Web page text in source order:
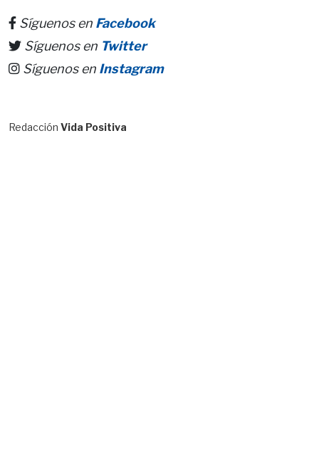
Síguenos en Facebook
Síguenos en Twitter
Síguenos en Instagram
Redacción Vida Positiva